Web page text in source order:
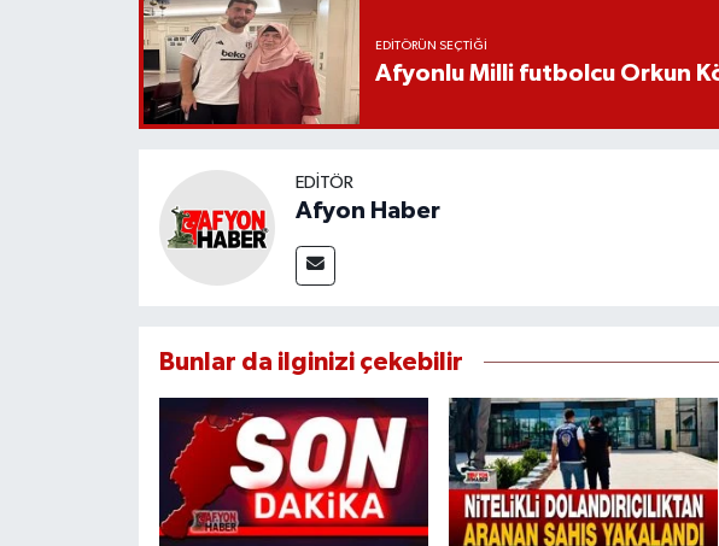
EDITÖRÜN SEÇTIĞI
Afyonlu Milli futbolcu Orkun
EDITÖR
Afyon Haber
Bunlar da ilginizi çekebilir